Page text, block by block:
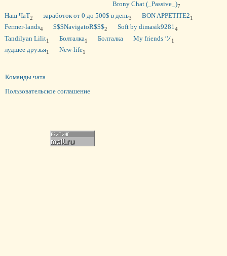
Brony Chat (_Passive_)7
Наш ЧаТ2 заработок от 0 до 500$ в день3 BON APPETITE21
Fermer-lands4 $$$NavigatoR$$$2 Soft by dimasik92814
Tandilyan Lilit1 Болталка1 Болталка My friends ツ1
лудшее друзья1 New-life1
Команды чата
Пользовательское соглашение